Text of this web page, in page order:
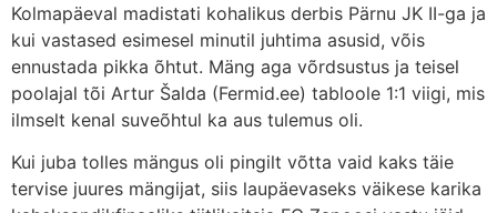
Kolmapäeval madistati kohalikus derbis Pärnu JK II-ga ja
kui vastased esimesel minutil juhtima asusid, võis
ennustada pikka õhtut. Mäng aga võrdsustus ja teisel
poolajal tõi Artur Šalda (Fermid.ee) tabloole 1:1 viigi, mis
ilmselt kenal suveõhtul ka aus tulemus oli.
Kui juba tolles mängus oli pingilt võtta vaid kaks täie
tervise juures mängijat, siis laupäevaseks väikese karika